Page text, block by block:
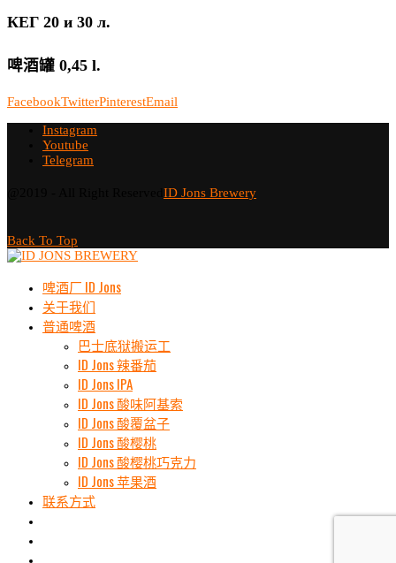
КЕГ 20 и 30 л.
啤酒罐 0,45 l.
FacebookTwitterPinterestEmail
Instagram
Youtube
Telegram
ID Jons Brewery
Back To Top
啤酒厂 ID Jons
关于我们
普通啤酒
巴士底狱搬运工
ID Jons 辣番茄
ID Jons IPA
ID Jons 酸味阿基索
ID Jons 酸覆盆子
ID Jons 酸樱桃
ID Jons 酸樱桃巧克力
ID Jons 苹果酒
联系方式